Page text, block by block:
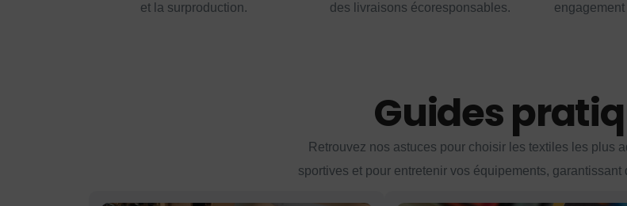
et la surproduction.
des livraisons écoresponsables.
Guides
Retrouvez nos astuces pour choisir les textiles les plus
sportives et pour entretenir vos équipements, garantissant